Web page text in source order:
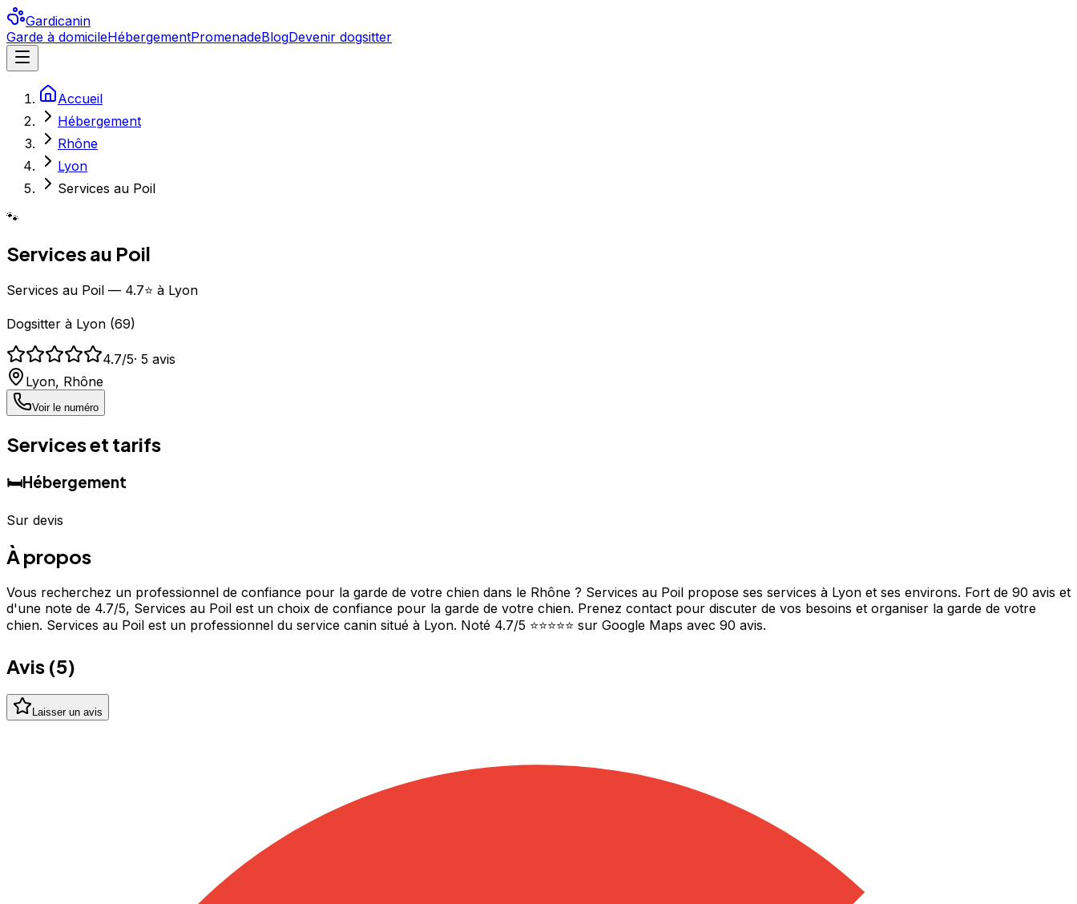
Gardicanin
Garde à domicileHébergementPromenadeBlogDevenir dogsitter
Accueil
Hébergement
Rhône
Lyon
Services au Poil
🐾
Services au Poil
Services au Poil — 4.7⭐ à Lyon
Dogsitter à Lyon (69)
4.7/5· 5 avis
Lyon, Rhône
Voir le numéro
Services et tarifs
🛏️Hébergement
Sur devis
À propos
Vous recherchez un professionnel de confiance pour la garde de votre chien dans le Rhône ? Services au Poil propose ses services à Lyon et ses environs. Fort de 90 avis et
d'une note de 4.7/5, Services au Poil est un choix de confiance pour la garde de votre chien. Prenez contact pour discuter de vos besoins et organiser la garde de votre
chien. Services au Poil est un professionnel du service canin situé à Lyon. Noté 4.7/5 ⭐⭐⭐⭐⭐ sur Google Maps avec 90 avis.
Avis (5)
Laisser un avis